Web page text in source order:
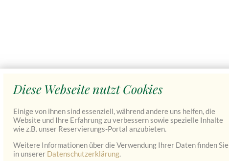
Diese Webseite nutzt Cookies
Einige von ihnen sind essenziell, während andere uns helfen, die
Website und Ihre Erfahrung zu verbessern sowie spezielle Inhalte
wie z.B. unser Reservierungs-Portal anzubieten.
Weitere Informationen über die Verwendung Ihrer Daten finden Sie
in unserer Datenschutzerklärung